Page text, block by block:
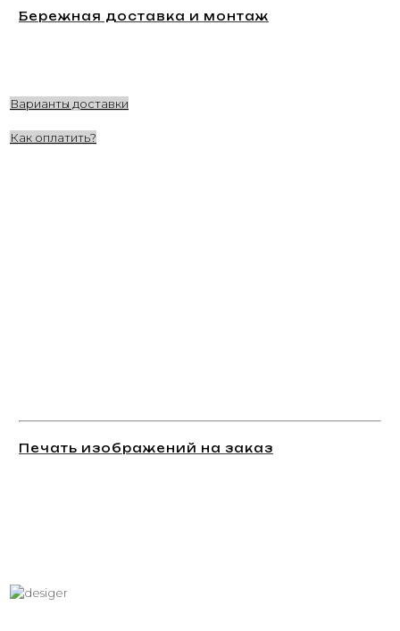
Бережная доставка и монтаж
Варианты доставки
Как оплатить?
Печать изображений на заказ